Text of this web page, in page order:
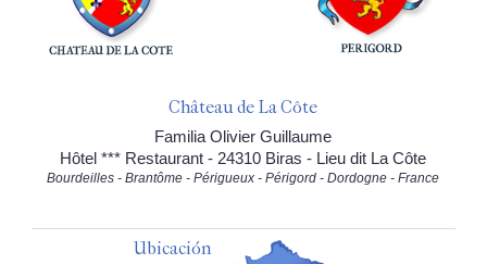
Château de La Côte
Familia Olivier Guillaume
Hôtel *** Restaurant - 24310 Biras - Lieu dit La Côte
Bourdeilles - Brantôme - Périgueux - Périgord - Dordogne - France
Ubicación